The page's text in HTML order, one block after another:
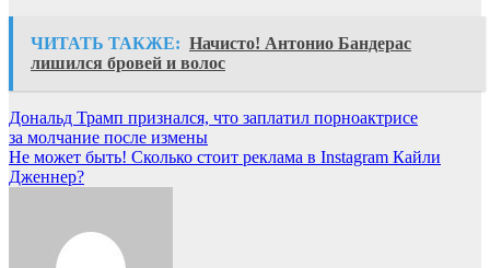
ЧИТАТЬ ТАКЖЕ: Начисто! Антонио Бандерас
лишился бровей и волос
Навигация
по
записям
Дональд Трамп признался, что заплатил порноактрисе
за молчание после измены
Не может быть! Сколько стоит реклама в Instagram Кайли
Дженнер?